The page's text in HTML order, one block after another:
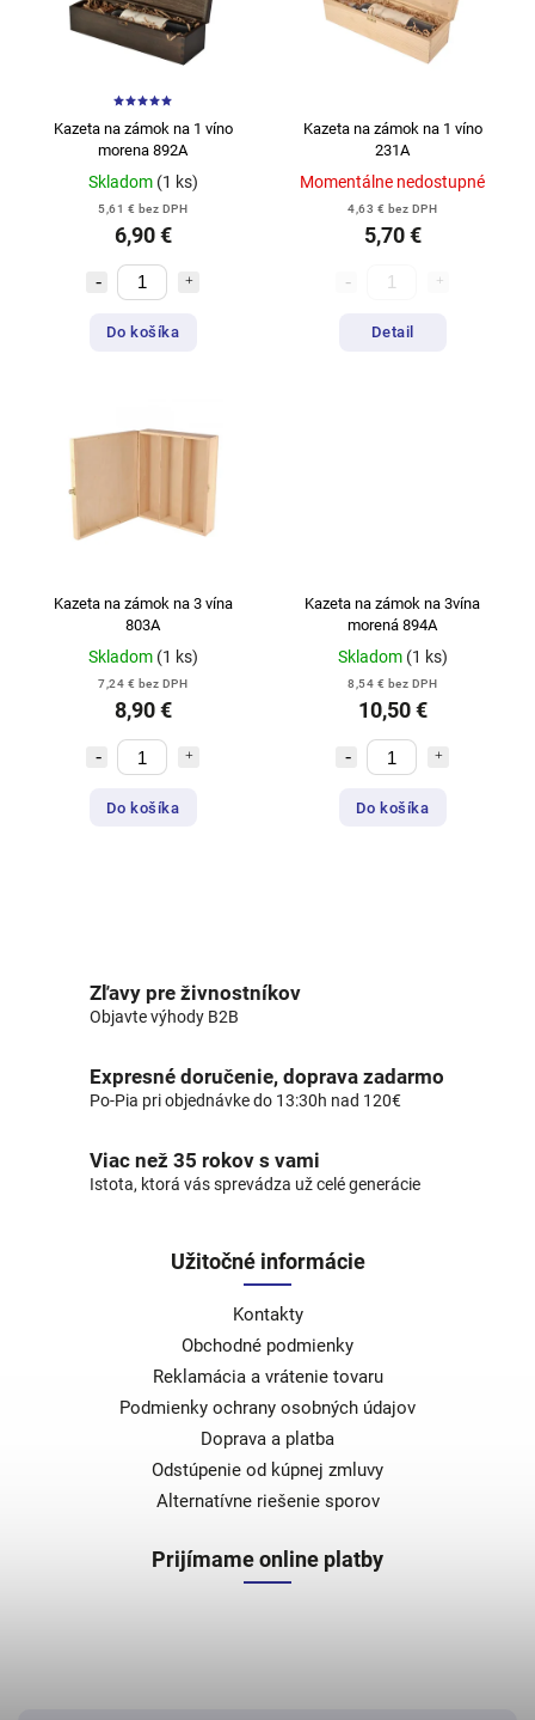
Kazeta na zámok na 1 víno
morena 892A
Skladom (1 ks)
5,61 € bez DPH
6,90 €
Do košíka
Kazeta na zámok na 1 víno
231A
Momentálne nedostupné
4,63 € bez DPH
5,70 €
Detail
Kazeta na zámok na 3 vína
803A
Skladom (1 ks)
7,24 € bez DPH
8,90 €
Do košíka
Kazeta na zámok na 3vína
morená 894A
Skladom (1 ks)
8,54 € bez DPH
10,50 €
Do košíka
Zľavy pre živnostníkov
Objavte výhody B2B
Expresné doručenie, doprava zadarmo
Po-Pia pri objednávke do 13:30h nad 120€
Viac než 35 rokov s vami
Istota, ktorá vás sprevádza už celé generácie
Užitočné informácie
Kontakty
Obchodné podmienky
Reklamácia a vrátenie tovaru
Podmienky ochrany osobných údajov
Doprava a platba
Odstúpenie od kúpnej zmluvy
Alternatívne riešenie sporov
Prijímame online platby